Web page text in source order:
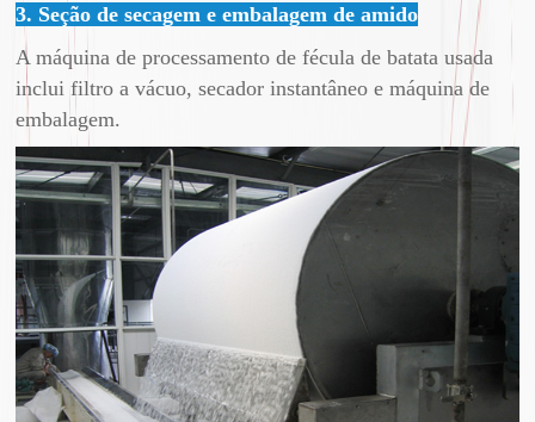
3. Seção de secagem e embalagem de amido
A máquina de processamento de fécula de batata usada
inclui filtro a vácuo, secador instantâneo e máquina de
embalagem.